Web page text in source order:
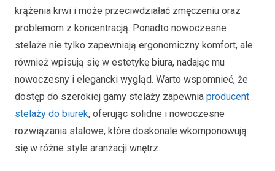
krążenia krwi i może przeciwdziałać zmęczeniu oraz
problemom z koncentracją. Ponadto nowoczesne
stelaże nie tylko zapewniają ergonomiczny komfort, ale
również wpisują się w estetykę biura, nadając mu
nowoczesny i elegancki wygląd. Warto wspomnieć, że
dostęp do szerokiej gamy stelaży zapewnia producent
stelaży do biurek, oferując solidne i nowoczesne
rozwiązania stalowe, które doskonale wkomponowują
się w różne style aranżacji wnętrz.